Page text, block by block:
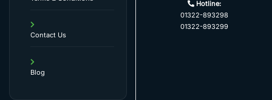
Contact Us
Blog
Hotline:
01322-893298
01322-893299